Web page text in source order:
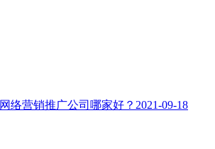
网络营销推广公司哪家好？ 2021-09-18